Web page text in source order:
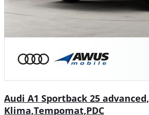
Audi A1 Sportback 25 advanced,
Klima,Tempomat,PDC